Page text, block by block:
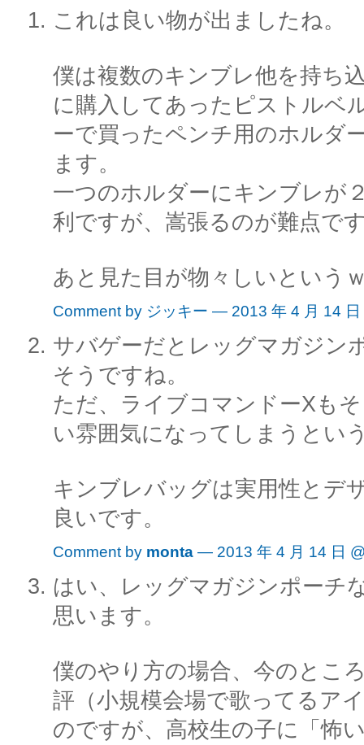
これは良い物が出ましたね。
僕は複数のキンブレ他を持ち
に購入してあったピストルベ
ーで買ったペンチ用のホルダ
ます。
一つのホルダーにキンブレが
利ですが、嵩張るのが難点で
あと見た目が物々しいという
Comment by ジッキー — 2013 年 4 月 14
サバゲーだとレッグマガジン
そうですね。
ただ、ライブコマンドーXも
い雰囲気になってしまうとい
キンブレバッグは実用性とデ
良いです。
Comment by monta — 2013 年 4 月 14 日
はい、レッグマガジンポーチ
思います。
僕のやり方の場合、今のとこ
評（小規模会場で歌ってるア
のですが、高校生の子に「怖